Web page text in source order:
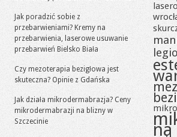
Jak poradzić sobie z
przebarwieniami? Kremy na
przebarwienia, laserowe usuwanie
przebarwień Bielsko Biała
Czy mezoterapia bezigłowa jest
skuteczna? Opinie z Gdańska
Jak działa mikrodermabrazja? Ceny
mikrodermabrazji na blizny w
Szczecinie